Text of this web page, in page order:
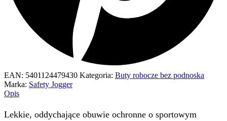
EAN: 5401124479430 Kategoria: Buty robocze bez podnoska
Marka: Safety Jogger
Opis
Lekkie, oddychające obuwie ochronne o sportowym